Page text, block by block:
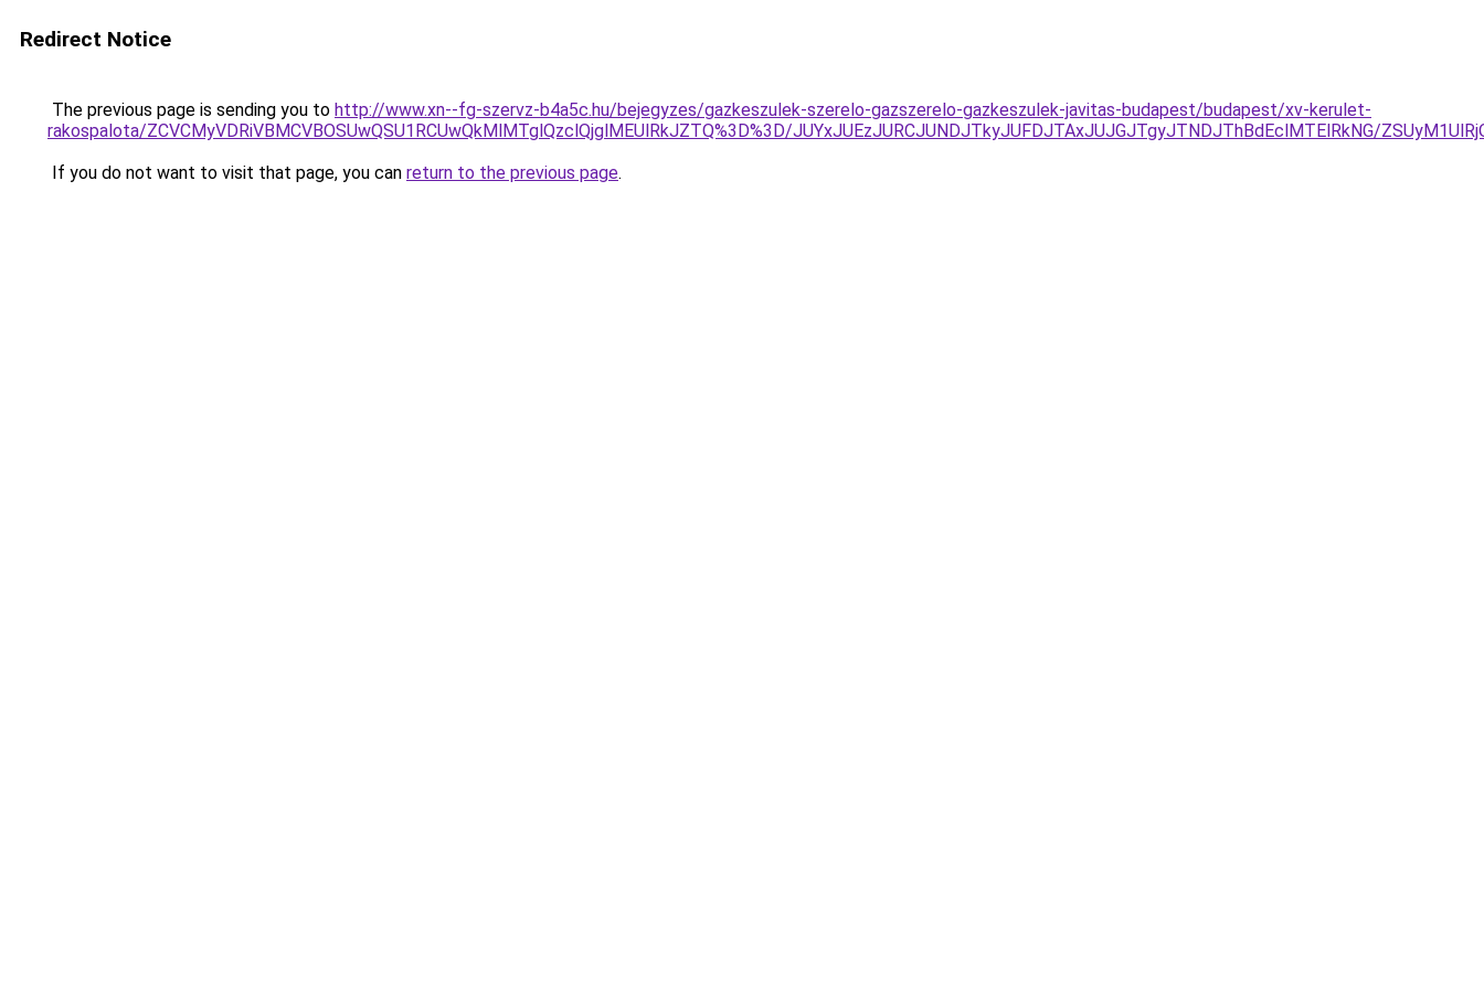
Redirect Notice
The previous page is sending you to http://www.xn--fg-szervz-b4a5c.hu/bejegyzes/gazkeszulek-szerelo-gazszerelo-gazkeszulek-javitas-budapest/budapest/xv-kerulet-
rakospalota/ZCVCMyVDRiVBMCVBOSUwQSU1RCUwQkMlMTglQzclQjglMEUlRkJZTQ%3D%3D/JUYxJUEzJURCJUNDJTkyJUFDJTAxJUJGJTgyJTNDJThBdEclMTElRkNG/
If you do not want to visit that page, you can return to the previous page.